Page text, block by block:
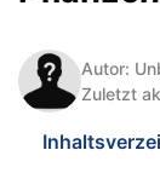
Autor:
Zuletzt